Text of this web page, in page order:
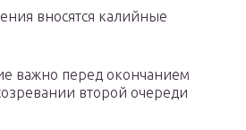
вносятся калийные
важно перед окончанием
второй очереди